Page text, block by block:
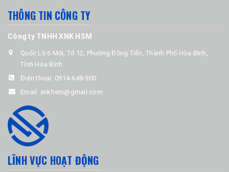
THÔNG TIN CÔNG TY
Công ty TNHH XNK HSM
Quốc Lộ 6 Mới, Tổ 12, Phường Đồng Tiến, Thành Phố Hòa Bình,
Tỉnh Hòa Bình
Điện thoại: 0914-648-900
Email: xnkhsm@gmail.com
LĨNH VỰC HOẠT ĐỘNG